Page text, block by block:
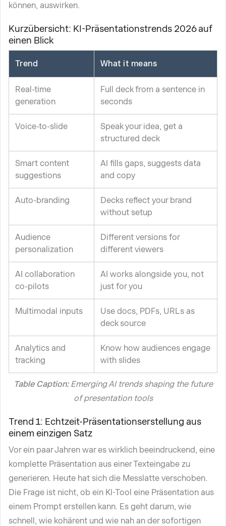
können, auswirken.
Kurzübersicht: KI-Präsentationstrends 2026 auf
einen Blick
Trend What it means
Real-time
generation
Full deck from a sentence in
seconds
Voice-to-slide
Speak your idea, get a
structured deck
Smart content
suggestions
AI fills gaps, suggests data
and copy
Auto-branding
Decks reflect your brand
without setup
Audience
personalization
Different versions for
different viewers
AI collaboration
co-pilots
AI works alongside you, not
just for you
Multimodal inputs
Use docs, PDFs, URLs as
deck source
Analytics and
tracking
Know how audiences engage
with slides
Table Caption:Emerging AI trends shaping the future
of presentation tools
Trend 1: Echtzeit-Präsentationserstellung aus
einem einzigen Satz
Vor ein paar Jahren war es wirklich beeindruckend, eine
komplette Präsentation aus einer Texteingabe zu
generieren. Heute hat sich die Messlatte verschoben.
Die Frage ist nicht, ob ein KI-Tool eine Präsentation aus
einem Prompt erstellen kann. Es geht darum, wie
schnell, wie kohärent und wie nah an der sofortigen